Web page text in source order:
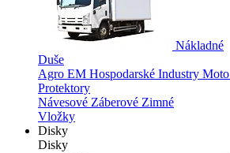
Nákladné
Duše
Agro EM Hospodarské Industry Moto
Protektory
Návesové Záberové Zimné
Vložky
Disky
Disky